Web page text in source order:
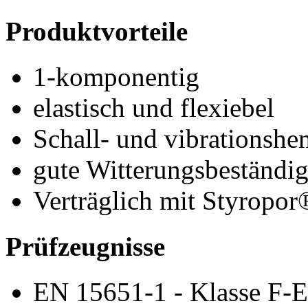
Produktvorteile
1-komponentig
elastisch und flexiebel
Schall- und
gute
Verträglich mit
Prüfzeugnisse
EN 15651-1 - Klasse